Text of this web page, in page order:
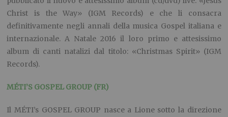
Christ is the Way» (IGM Records) e che li consacra
definitivamente negli annali della musica Gospel italiana e
internazionale. A Natale 2016 il loro primo e attesissimo
album di canti natalizi dal titolo: «Christmas Spirit» (IGM
Records).
MÉTI’S GOSPEL GROUP (FR)
Il MÉTI’s GOSPEL GROUP nasce a Lione sotto la direzione